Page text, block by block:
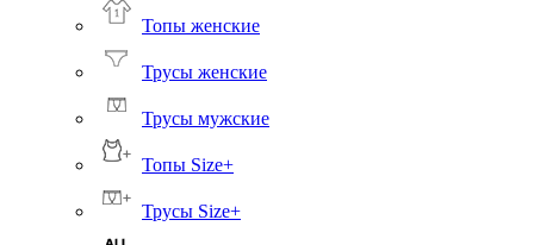
Топы женские
Трусы женские
Трусы мужские
Топы Size+
Трусы Size+